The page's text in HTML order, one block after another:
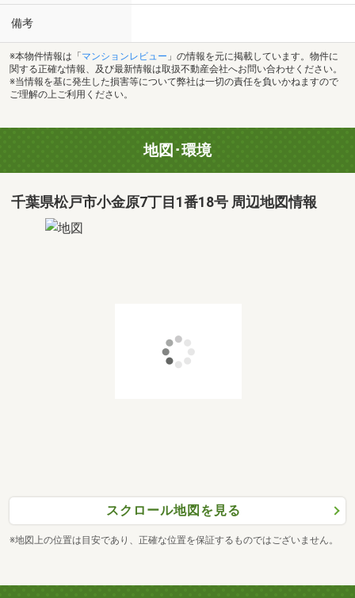
備考
※本物件情報は「 マンションレビュー 」の情報を元に掲載しています。物件に
関する正確な情報、及び最新情報は取扱不動産会社へお問い合わせください。
※当情報を基に発生した損害等について弊社は一切の責任を負いかねますので
ご理解の上ご利用ください。
地図･環境
千葉県松戸市小金原7丁目1番18号 周辺地図情報
スクロール地図を見る
※地図上の位置は目安であり、正確な位置を保証するものではございません。